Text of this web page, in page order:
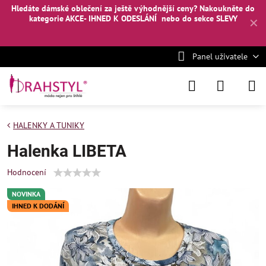
✕
Hledáte dámské oblečení za ještě výhodnější ceny? Nakoukněte do
kategorie AKCE- IHNED K ODESLÁNÍ nebo do sekce SLEVY
Panel uživatele
NOVINKA
IHNED K DODÁNÍ
HALENKY A TUNIKY
Halenka LIBETA
Hodnocení